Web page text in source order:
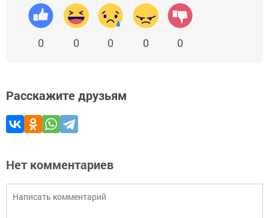
0 0 0 0 0
Расскажите друзьям
Нет комментариев